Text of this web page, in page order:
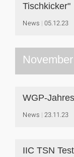
Tischkicker"
News 05.12.23
WGP-
News 23.11.23
IIC TSN